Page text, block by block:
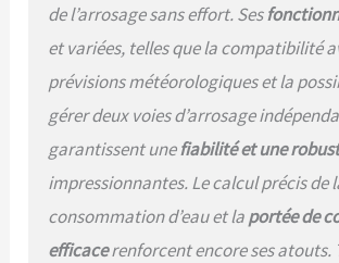
instantanément
d'eau ou
par date, durée
Fonctionne avec
conduites
les arroseurs et
configurations
personnalisées
antigel
de l’arrosage sans effort. Ses
et variées, telles que la compatibilité
prévisions météorologiques et la
gérer deux voies d’arrosage
garantissent unefiabilité et une
impressionnantes. Le calcul précis de
consommation d’eau et laportée de
efficacerenforcent encore ses atouts.